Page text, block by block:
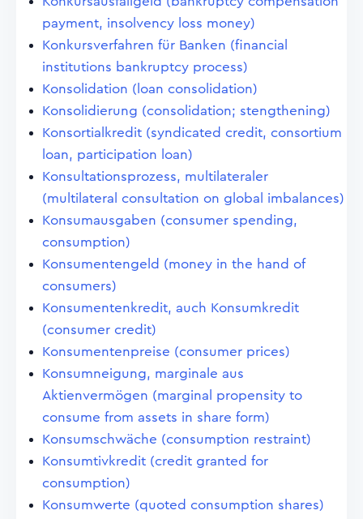
payment, insolvency loss money)
Konkursverfahren für Banken (financial
institutions bankruptcy process)
Konsolidation (loan consolidation)
Konsolidierung (consolidation; stengthening)
Konsortialkredit (syndicated credit, consortium
loan, participation loan)
Konsultationsprozess, multilateraler
(multilateral consultation on global imbalances)
Konsumausgaben (consumer spending,
consumption)
Konsumentengeld (money in the hand of
consumers)
Konsumentenkredit, auch Konsumkredit
(consumer credit)
Konsumentenpreise (consumer prices)
Konsumneigung, marginale aus
Aktienvermögen (marginal propensity to
consume from assets in share form)
Konsumschwäche (consumption restraint)
Konsumtivkredit (credit granted for
consumption)
Konsumwerte (quoted consumption shares)